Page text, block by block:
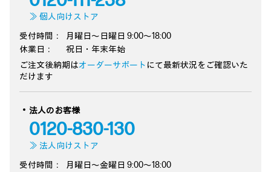
≫ 個人向けストア
受付時間：
月曜日～日曜日 9:00～18:00
休業日：
祝日・年末年始
ご注文後納期はオーダーサポート にて最新状況をご確認いた
だけます
法人のお客様
0120-830-130
≫ 法人向けストア
受付時間：
月曜日～金曜日 9:00～18:00